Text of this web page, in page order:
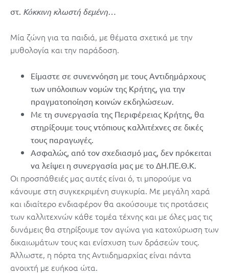
στ. Κόκκινη κλωστή δεμένη…
Μία ζώνη για τα παιδιά, με θέματα σχετικά με την
μυθολογία και την παράδοση.
Είμαστε σε συνεννόηση με τους Αντιδημάρχους
των υπόλοιπων νομών της Κρήτης, για την
πραγματοποίηση κοινών εκδηλώσεων.
Με τη συνεργασία της Περιφέρειας Κρήτης, θα
στηρίξουμε τους ντόπιους καλλιτέχνες σε δικές
τους παραγωγές.
Ασφαλώς, από τον σχεδιασμό μας, δεν πρόκειται
να λείψει η συνεργασία μας με το ΔΗ.ΠΕ.Θ.Κ.
Οι προσπάθειές μας αυτές είναι ό, τι μπορούμε να
κάνουμε στη συγκεκριμένη συγκυρία. Με μεγάλη χαρά
και ιδιαίτερο ενδιαφέρον θα ακούσουμε τις προτάσεις
των καλλιτεχνών κάθε τομέα τέχνης και με όλες μας τις
δυνάμεις θα στηρίξουμε τον αγώνα για κατοχύρωση των
δικαιωμάτων τους και ενίσχυση των δράσεών τους.
Άλλωστε, η πόρτα της Αντιιδημαρχίας είναι πάντα
ανοιχτή με ευήκοα ώτα.